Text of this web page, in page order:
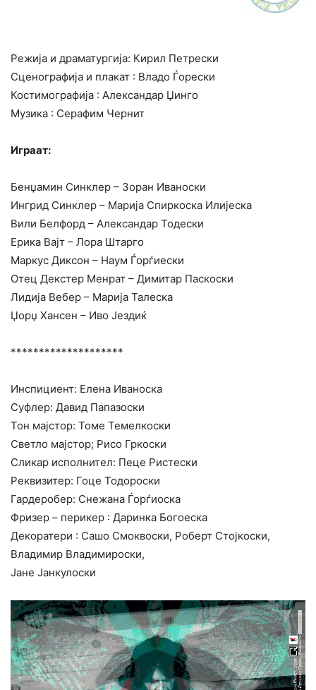
Режија и драматургија: Кирил Петрески
Сценографија и плакат : Владо Ѓорески
Костимографија : Александар Џинго
Музика : Серафим Чернит
Играат:
Бенџамин Синклер – Зоран Иваноски
Ингрид Синклер – Марија Спиркоска Илијеска
Вили Белфорд – Александар Тодески
Ерика Вајт – Лора Штарго
Маркус Диксон – Наум Ѓорѓиески
Отец Декстер Менрат – Димитар Паскоски
Лидија Вебер – Марија Талеска
Џорџ Хансен – Иво Јездиќ
********************
Инспициент: Елена Иваноска
Суфлер: Давид Папазоски
Тон мајстор: Томе Темелкоски
Светло мајстор; Рисо Гркоски
Сликар исполнител: Пеце Ристески
Реквизитер: Гоце Тодороски
Гардеробер: Снежана Ѓорѓиоска
Фризер – перикер : Даринка Богоеска
Декоратери : Сашо Смоквоски, Роберт Стојкоски,
Владимир Владимироски,
Јане Јанкулоски